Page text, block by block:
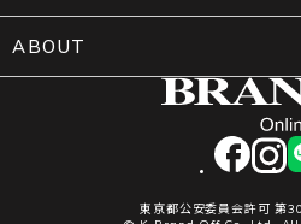
facebook
東京都公安委員会許可 第
ABOUT